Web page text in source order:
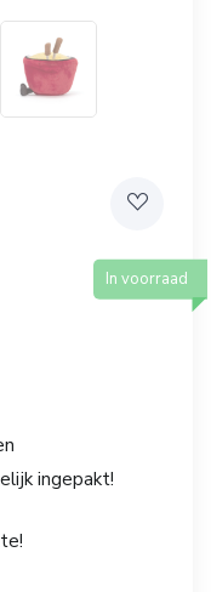
In voorraad
ingepakt!